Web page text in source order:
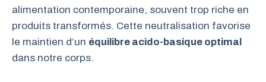
alimentation contemporaine, souvent trop riche en
produits transformés. Cette neutralisation favorise
le maintien d’un équilibre acido-basique optimal
dans notre corps.